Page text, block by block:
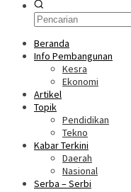
Beranda
Info Pembangunan
Kesra
Ekonomi
Artikel
Topik
Pendidikan
Tekno
Kabar Terkini
Daerah
Nasional
Serba – Serbi